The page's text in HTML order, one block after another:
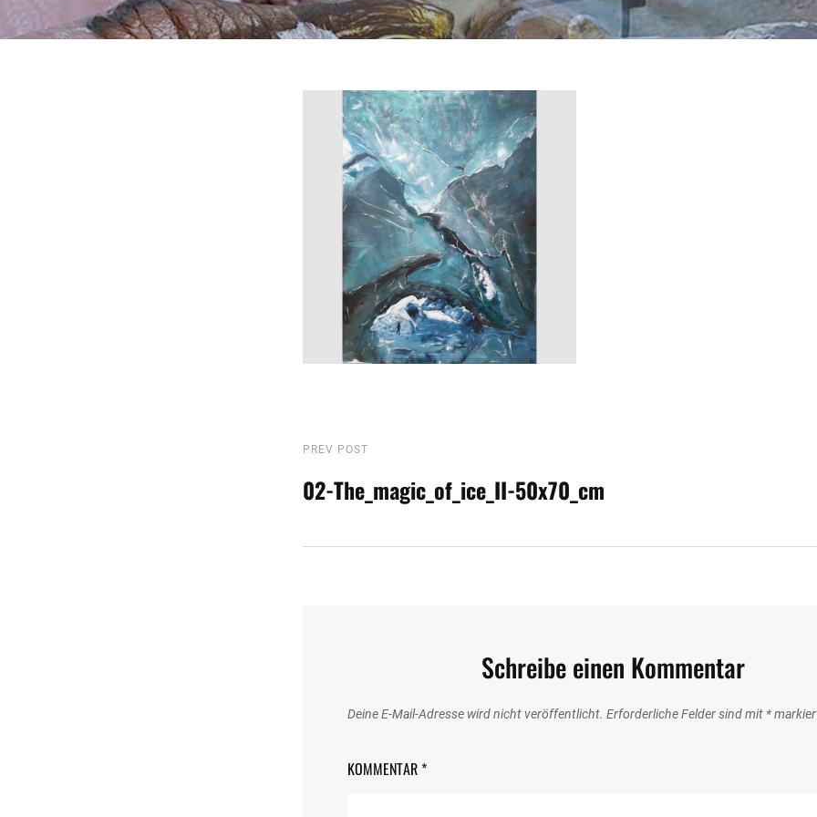
Beitragsnavigation
Previous
Post
PREV POST
02-The_magic_of_ice_II-50x70_cm
Schreibe einen Kommentar
Deine E-Mail-Adresse wird nicht veröffentlicht. Erforderliche Felder sind mit *
KOMMENTAR *